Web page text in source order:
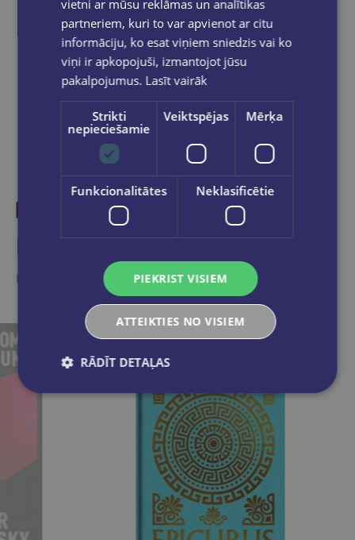
Dalies sociālajos tīklos:
Līdzīgas preces
Ieskaties, varbūt noder
vietni ar mūsu reklāmas un analītikas
partneriem, kuri to var apvienot ar citu
informāciju, ko esat viņiem sniedzis vai ko
viņi ir apkopojuši, izmantojot jūsu
pakalpojumus. Lasīt vairāk
Strikti
nepieciešamie
Veiktspējas Mērķa
Funkcionalitātes Neklasificētie
PIEKRIST VISIEM
ATTEIKTIES NO VISIEM
RĀDĪT DETAĻAS